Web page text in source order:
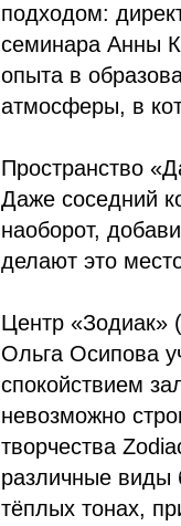
подходом:
семинара Анны
опыта в
атмосферы, в
Пространство
Даже соседний
наоборот,
делают это
Центр «Зодиак»
Ольга Осипова
спокойствием
невозможно
творчества
различные виды
тёплых тонах,